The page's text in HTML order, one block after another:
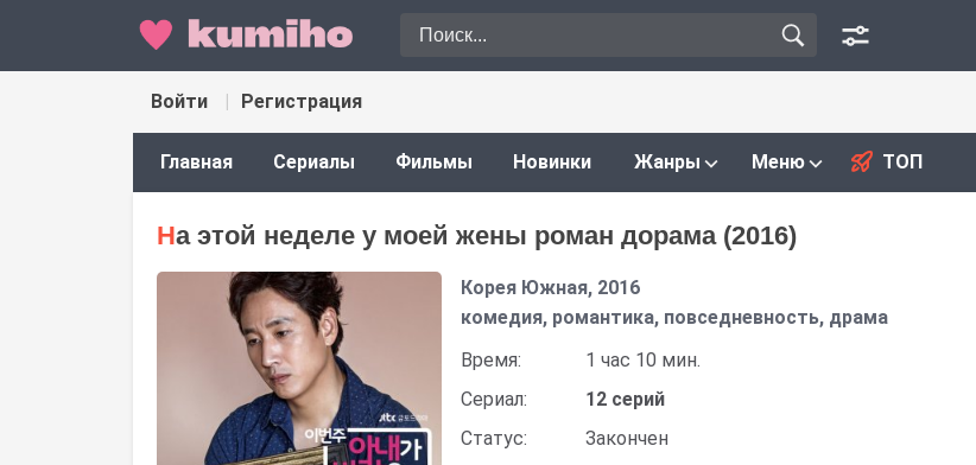
Войти Регистрация
Главная Сериалы Фильмы Новинки Жанры Меню ТОП
На этой неделе у моей жены роман дорама (2016)
Корея Южная, 2016
комедия, романтика, повседневность, драма
Время:
1 час 10 мин.
Сериал:
12 серий
Статус:
Закончен